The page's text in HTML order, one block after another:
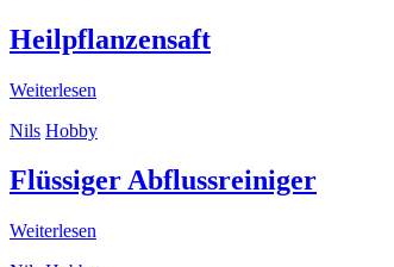
Heilpflanzensaft
Weiterlesen
Nils Hobby
Flüssiger Abflussreiniger
Weiterlesen